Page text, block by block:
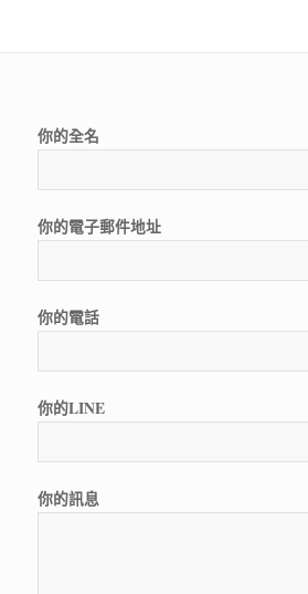
你的全名
你的電子郵件地址
你的電話
你的LINE
你的訊息